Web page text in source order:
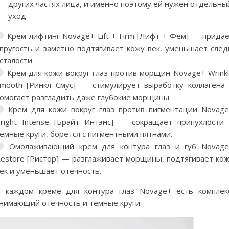
других частях лица, и именно поэтому ей нужен
уход.
Крем-лифтинг Novage+ Lift + Firm [Лифт + Фём] —
и заметно подтягивает кожу век, уменьшает
Крем для кожи вокруг глаз против морщин Novage+
[Ринкл Смус] — стимулирует выработку коллагена
разгладить даже глубокие морщины.
Крем для кожи вокруг глаз против пигментации
Intense [Брайт Интэнс] — сокращает припухлости
круги, борется с пигментными пятнами.
Омолаживающий крем для контура глаз и губ
[Ристор] — разглаживает морщины, подтягивает
и уменьшает отёчность.
каждом креме для контура глаз Novage+ есть
отёчность и тёмные круги.